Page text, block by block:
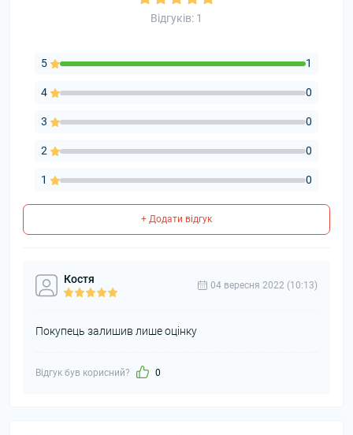
Відгуків: 1
5 1
4 0
3 0
2 0
1 0
+ Додати відгук
Костя 04 вересня 2022 (10:13)
Покупець залишив лише оцінку
Відгук був корисний? 0